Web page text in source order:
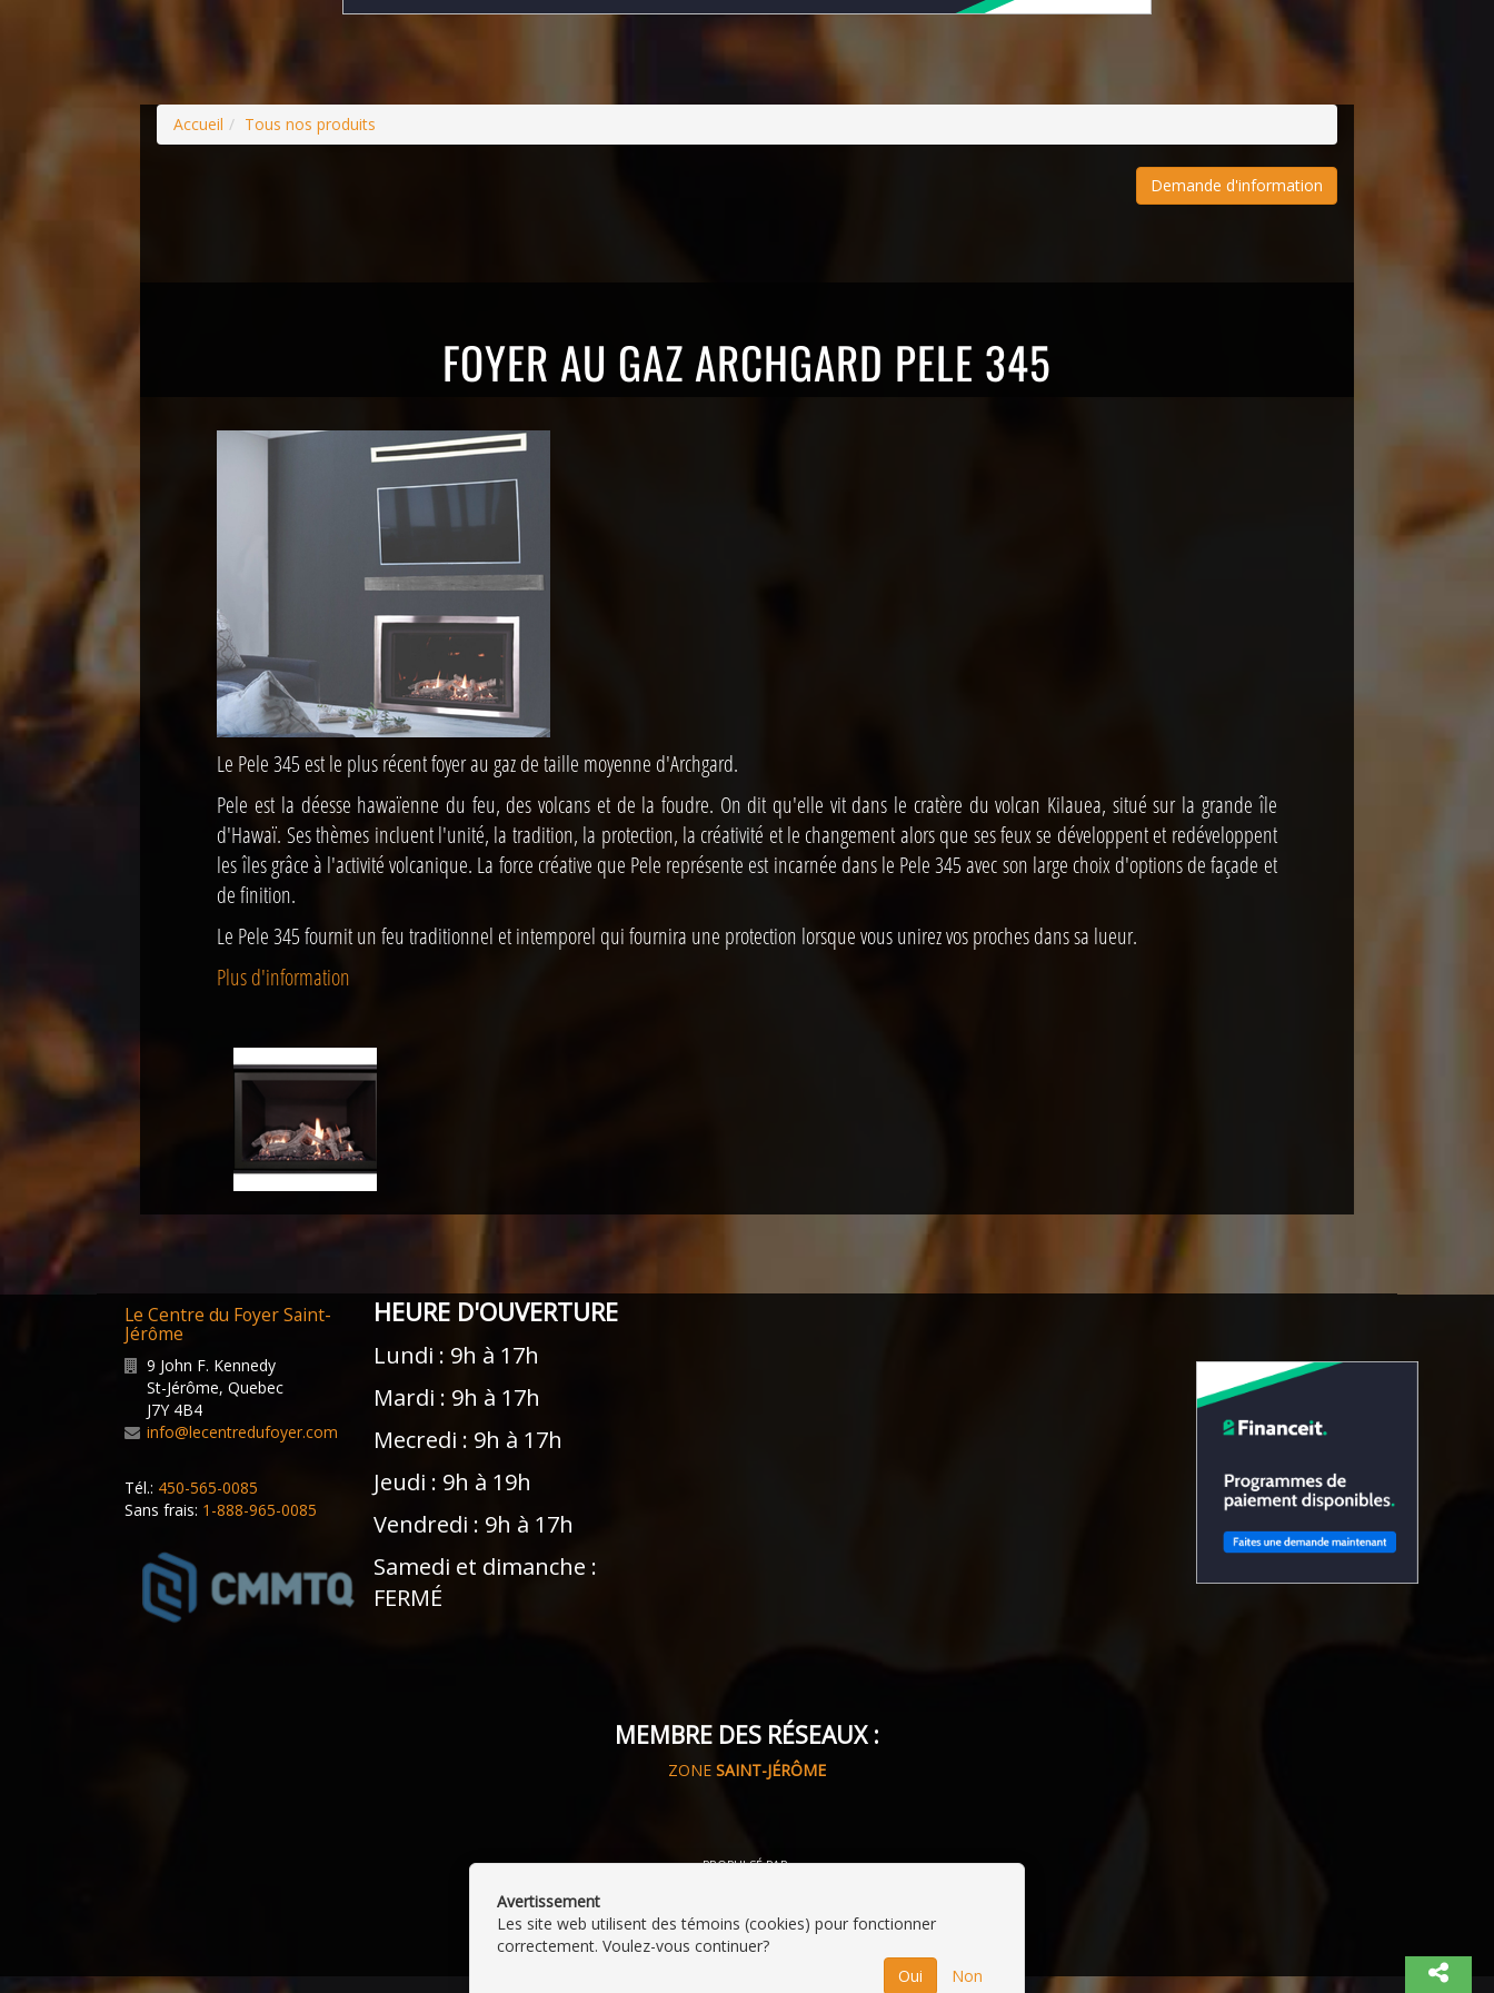
Accueil Tous nos produits
Demande d'information
FOYER AU GAZ ARCHGARD PELE 345
Le Pele 345 est le plus récent foyer au gaz de taille moyenne d'Archgard.
Pele est la déesse hawaïenne du feu, des volcans et de la foudre. On dit qu'elle vit dans le cratère du volcan Kilauea, situé sur la grande île
d'Hawaï. Ses thèmes incluent l'unité, la tradition, la protection, la créativité et le changement alors que ses feux se développent et redéveloppent
les îles grâce à l'activité volcanique. La force créative que Pele représente est incarnée dans le Pele 345 avec son large choix d'options de façade et
de finition.
Le Pele 345 fournit un feu traditionnel et intemporel qui fournira une protection lorsque vous unirez vos proches dans sa lueur.
Plus d'information
Le Centre du Foyer Saint-
Jérôme
9 John F. Kennedy
St-Jérôme, Quebec
J7Y 4B4
info@lecentredufoyer.com
Tél.: 450-565-0085
Sans frais: 1-888-965-0085
HEURE D'OUVERTURE
Lundi : 9h à 17h
Mardi : 9h à 17h
Mecredi : 9h à 17h
Jeudi : 9h à 19h
Vendredi : 9h à 17h
Samedi et dimanche :
FERMÉ
MEMBRE DES RÉSEAUX :
ZONE SAINT-JÉRÔME
PROPULSÉ PAR
Avertissement
Les site web utilisent des témoins (cookies) pour fonctionner
correctement. Voulez-vous continuer?
Oui
Non